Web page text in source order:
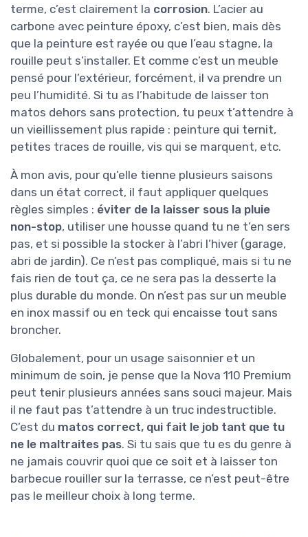
terme, c’est clairement la corrosion. L’acier au
carbone avec peinture époxy, c’est bien, mais dès
que la peinture est rayée ou que l’eau stagne, la
rouille peut s’installer. Et comme c’est un meuble
pensé pour l’extérieur, forcément, il va prendre un
peu l’humidité. Si tu as l’habitude de laisser ton
matos dehors sans protection, tu peux t’attendre à
un vieillissement plus rapide : peinture qui ternit,
petites traces de rouille, vis qui se marquent, etc.
À mon avis, pour qu’elle tienne plusieurs saisons
dans un état correct, il faut appliquer quelques
règles simples : éviter de la laisser sous la pluie
non-stop, utiliser une housse quand tu ne t’en sers
pas, et si possible la stocker à l’abri l’hiver (garage,
abri de jardin). Ce n’est pas compliqué, mais si tu ne
fais rien de tout ça, ce ne sera pas la desserte la
plus durable du monde. On n’est pas sur un meuble
en inox massif ou en teck qui encaisse tout sans
broncher.
Globalement, pour un usage saisonnier et un
minimum de soin, je pense que la Nova 110 Premium
peut tenir plusieurs années sans souci majeur. Mais
il ne faut pas t’attendre à un truc indestructible.
C’est du matos correct, qui fait le job tant que tu
ne le maltraites pas. Si tu sais que tu es du genre à
ne jamais couvrir quoi que ce soit et à laisser ton
barbecue rouiller sur la terrasse, ce n’est peut-être
pas le meilleur choix à long terme.